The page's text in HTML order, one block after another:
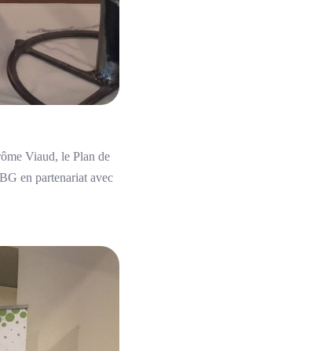
Viaud, le Plan de
en partenariat avec